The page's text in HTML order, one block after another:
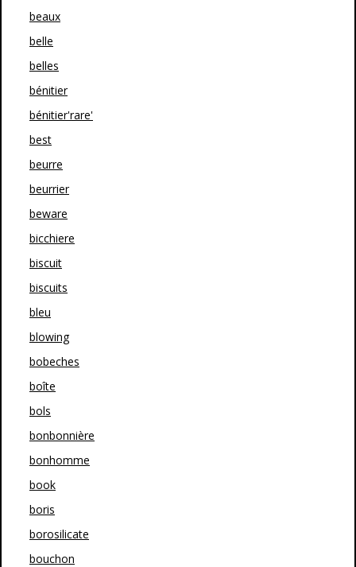
beaux
belle
belles
bénitier
bénitier'rare'
best
beurre
beurrier
beware
bicchiere
biscuit
biscuits
bleu
blowing
bobeches
boîte
bols
bonbonnière
bonhomme
book
boris
borosilicate
bouchon